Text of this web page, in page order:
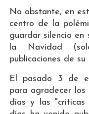
No obstante, en
centro de la
guardar silencio en
la Navidad
publicaciones de
El pasado 3 de
para agradecer los
días y las "críticas